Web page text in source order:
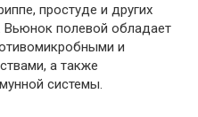
простуде и других
Вьюнок полевой обладает
и
а также
системы.